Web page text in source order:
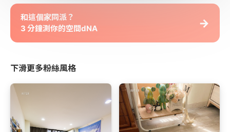
和這個家同派？
3 分鐘測你的空間dNA
→
下滑更多粉絲風格